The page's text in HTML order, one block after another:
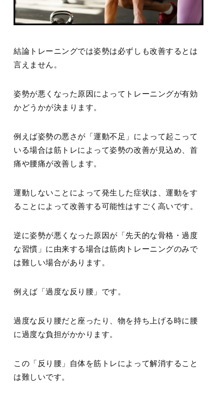
結論トレーニングでは姿勢は必ずしも改善するとは
言えません。
姿勢が悪くなった原因によってトレーニングが有効
かどうかが決まります。
例えば姿勢の悪さが「運動不足」によって起こって
いる場合は筋トレによって姿勢の改善が見込め、首
痛や腰痛が改善します。
運動しないことによって発生した症状は、運動をす
ることによって改善する可能性はすごく高いです。
逆に姿勢が悪くなった原因が「先天的な骨格・過度
な習慣」に由来する場合は筋肉トレーニングのみで
は難しい場合があります。
例えば「過度な反り腰」です。
過度な反り腰だと座ったり、物を持ち上げる時に腰
に過度な負担がかかります。
この「反り腰」自体を筋トレによって解消すること
は難しいです。